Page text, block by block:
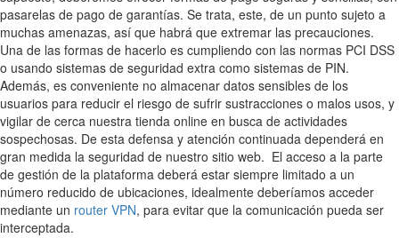
pasarelas de pago de garantías. Se trata, este, de un punto sujeto a
muchas amenazas, así que habrá que extremar las precauciones.
Una de las formas de hacerlo es cumpliendo con las normas PCI DSS
o usando sistemas de seguridad extra como sistemas de PIN.
Además, es conveniente no almacenar datos sensibles de los
usuarios para reducir el riesgo de sufrir sustracciones o malos usos, y
vigilar de cerca nuestra tienda online en busca de actividades
sospechosas. De esta defensa y atención continuada dependerá en
gran medida la seguridad de nuestro sitio web. El acceso a la parte
de gestión de la plataforma deberá estar siempre limitado a un
número reducido de ubicaciones, idealmente deberíamos acceder
mediante un router VPN, para evitar que la comunicación pueda ser
interceptada.